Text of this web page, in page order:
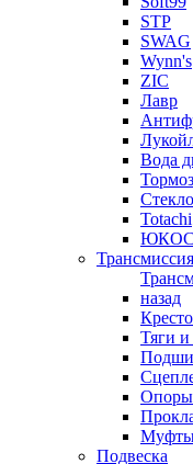
STP
SWAG
Wynn's
ZIC
Лавр
Вода
Totachi
ЮКОС
Трансмиссия
назад
Тяги
Подвеска